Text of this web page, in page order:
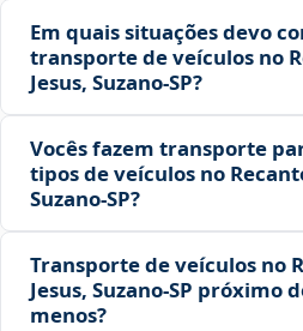
Em quais situações devo
transporte de veículos no
Jesus, Suzano‑SP?
Vocês fazem transporte
tipos de veículos no
Suzano‑SP?
Transporte de veículos no
Jesus, Suzano‑SP próximo
menos?